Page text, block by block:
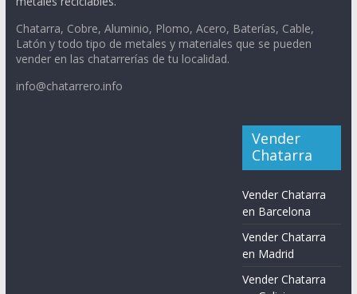
Chatarra, Cobre, Aluminio, Plomo, Acero, Baterías, Cable,
Latón y todo tipo de metales y materiales que se pueden
vender en las chatarrerías de tu localidad.
info@chatarrero.info
Vender
Chatarra
Vender Chatarra
en Barcelona
Vender Chatarra
en Madrid
Vender Chatarra